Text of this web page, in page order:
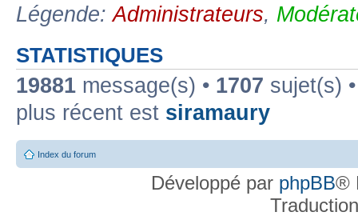
Légende:Administrateurs,
STATISTIQUES
19881 message(s) • 1707 sujet(s)
plus récent est siramaury
Index du forum
Développé par phpBB®